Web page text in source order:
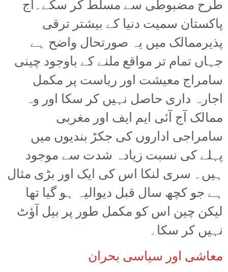
طرح مضبوطی سے مسلط کر سکے۔آج
پاکستان سمیت دنیا کے بیشتر ترقی
پذیرممالک میں یہ صورتحال واضح ہے
جہاں تمام تر مواقع ملنے کے باوجود چینی
سامراج معیشت اور ریاست پر مکمل
اجارہ داری حاصل نہیں کر سکا اور وہ
ممالک آج آئی ایم ایف اور مغربی
سامراجی اداروں کی جکڑ بندیوں میں
پہلے کی نسبت زیادہ شدت سے موجود
ہیں۔ سری لنکا اس کی ایک اور بڑی مثال
ہے جو کچھ سال قبل دیوالیہ ہو گیا تھا
لیکن چین اس کو مکمل طور پر بیل آؤٹ
نہیں کر سکا۔
معاشی اور سیاسی بحران